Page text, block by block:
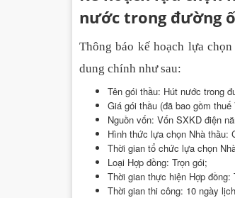
nước trong đường
Thông báo kế hoạch lựa
dung chính như sau:
Tên gói thầu: Hút nước trong
Giá gói thầu (đã bao gồm
Nguồn vốn: Vốn SXKD điện
Hình thức lựa chọn Nhà thầu:
Thời gian tổ chức lựa chọn
Loại Hợp đồng: Trọn gói;
Thời gian thực hiện Hợp đồng:
Thời gian thi công: 10 ngày